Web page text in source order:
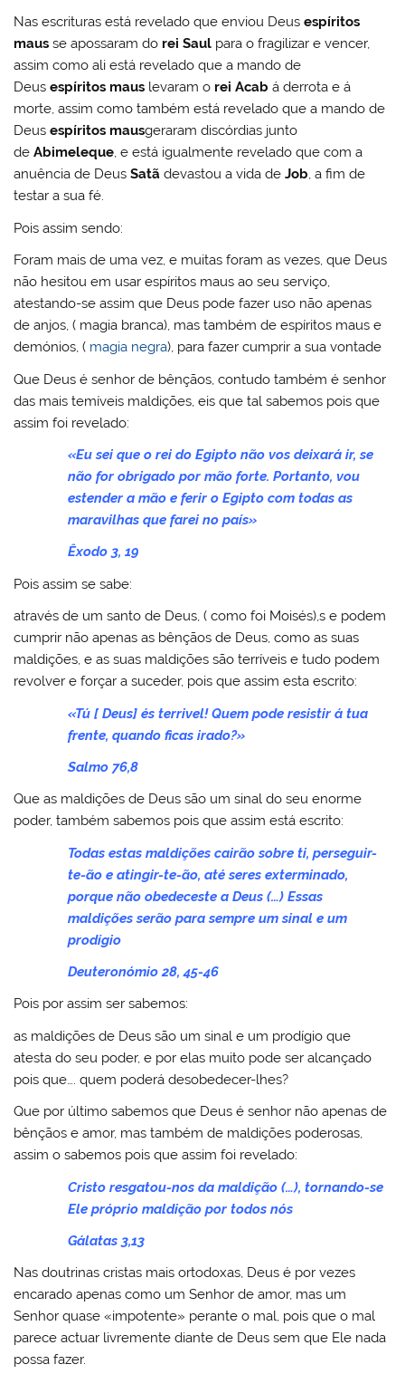
Nas escrituras está revelado que enviou Deusespíritos
maus se apossaram do rei Saul para o fragilizar e vencer,
assim como ali está revelado que a mando de
Deusespíritos maus levaram o rei Acab á derrota e á
morte, assim como também está revelado que a mando de
Deusespíritos mausgeraram discórdias junto
deAbimeleque, e está igualmente revelado que com a
anuência de DeusSatã devastou a vida deJob, a fim de
testar a sua fé.
Pois assim sendo:
Foram mais de uma vez, e muitas foram as vezes, que Deus
não hesitou em usar espíritos maus ao seu serviço,
atestando-se assim que Deus pode fazer uso não apenas
de anjos, ( magia branca), mas também de espíritos maus e
demónios, ( magia negra), para fazer cumprir a sua vontade
Que Deus é senhor de bênçãos, contudo também é senhor
das mais temíveis maldições, eis que tal sabemos pois que
assim foi revelado:
«Eu sei que o rei do Egipto não vos deixará ir, se
não for obrigado por mão forte. Portanto, vou
estender a mão e ferir o Egipto com todas as
maravilhas que farei no país»
Êxodo 3, 19
Pois assim se sabe:
através de um santo de Deus, ( como foi Moisés),s e podem
cumprir não apenas as bênçãos de Deus, como as suas
maldições, e as suas maldições são terríveis e tudo podem
revolver e forçar a suceder, pois que assim esta escrito:
«Tú [ Deus] és terrivel! Quem pode resistir á tua
frente, quando ficas irado?»
Salmo 76,8
Que as maldições de Deus são um sinal do seu enorme
poder, também sabemos pois que assim está escrito:
Todas estas maldições cairão sobre ti, perseguir-
te-ão e atingir-te-ão, até seres exterminado,
porque não obedeceste a Deus (…) Essas
maldições serão para sempre um sinal e um
prodígio
Deuteronómio 28, 45-46
Pois por assim ser sabemos:
as maldições de Deus são um sinal e um prodígio que
atesta do seu poder, e por elas muito pode ser alcançado
pois que…. quem poderá desobedecer-lhes?
Que por último sabemos que Deus é senhor não apenas de
bênçãos e amor, mas também de maldições poderosas,
assim o sabemos pois que assim foi revelado:
Cristo resgatou-nos da maldição (…), tornando-se
Ele próprio maldição por todos nós
Gálatas 3,13
Nas doutrinas cristas mais ortodoxas, Deus é por vezes
encarado apenas como um Senhor de amor, mas um
Senhor quase «impotente» perante o mal, pois que o mal
parece actuar livremente diante de Deus sem que Ele nada
possa fazer.